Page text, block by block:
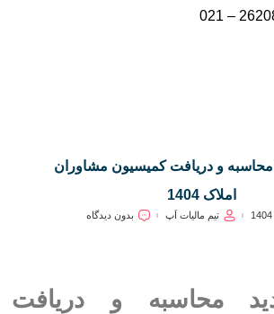
و دریافت کمیسیون مشاوران
املاک 1404
تیم مالیات اَپ بدون دیدگاه
محاسبه و دریافت